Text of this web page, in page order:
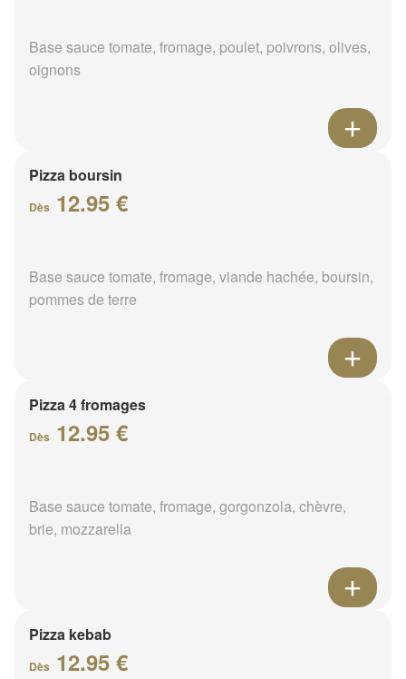
Base sauce tomate, fromage, poulet, poivrons, olives,
oignons
Pizza boursin
Dès 12.95 €
Base sauce tomate, fromage, viande hachée, boursin,
pommes de terre
Pizza 4 fromages
Dès 12.95 €
Base sauce tomate, fromage, gorgonzola, chèvre,
brie, mozzarella
Pizza kebab
Dès 12.95 €